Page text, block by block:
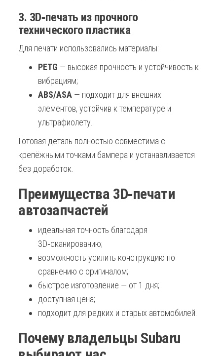
3. 3D‑печать из прочного
технического пластика
Для печати использовались материалы:
PETG — высокая прочность и устойчивость к
вибрациям;
ABS/ASA — подходит для внешних
элементов, устойчив к температуре и
ультрафиолету.
Готовая деталь полностью совместима с
крепёжными точками бампера и устанавливается
без доработок.
Преимущества 3D‑печати
автозапчастей
идеальная точность благодаря
3D‑сканированию;
возможность усилить конструкцию по
сравнению с оригиналом;
быстрое изготовление — от 1 дня;
доступная цена;
подходит для редких и старых автомобилей.
Почему владельцы Subaru